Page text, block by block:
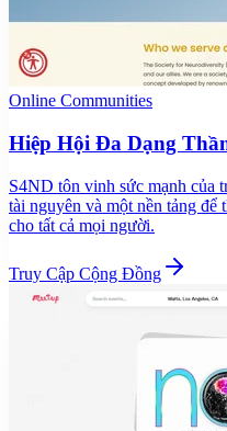
Online Communities
Hiệp Hội Đa Dạng
S4ND tôn vinh sức mạnh của
tài nguyên và một nền tảng để
cho tất cả mọi người.
Truy Cập Cộng Đồng